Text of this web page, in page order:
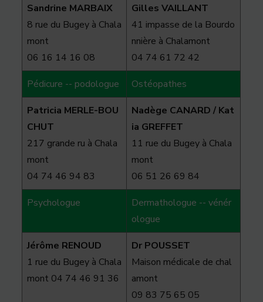
Sandrine MARBAIX
8 rue du Bugey à Chala
mont
06 16 14 16 08
Gilles VAILLANT
41 impasse de la Bourdo
nnière à Chalamont
04 74 61 72 42
Pédicure -- podologue Ostéopathes
Patricia MERLE-BOU
CHUT
217 grande ru à Chala
mont
04 74 46 94 83
Nadège CANARD / Kat
ia GREFFET
11 rue du Bugey à Chala
mont
06 51 26 69 84
Psychologue
Dermathologue -- vénér
ologue
Jérôme RENOUD
1 rue du Bugey à Chala
mont 04 74 46 91 36
Dr POUSSET
Maison médicale de chal
amont
09 83 75 65 05